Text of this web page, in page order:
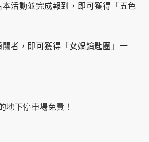
活動並完成報到，即可獲得「五色
者，即可獲得「女媧鑰匙圈」一
地下停車場免費！